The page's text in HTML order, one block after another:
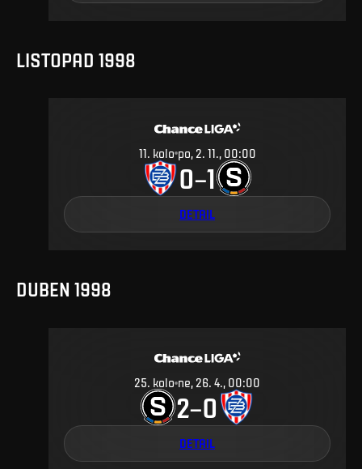
LISTOPAD 1998
11. kolo po, 2. 11., 00:00
0–1
DETAIL
DUBEN 1998
25. kolo ne, 26. 4., 00:00
2–0
DETAIL